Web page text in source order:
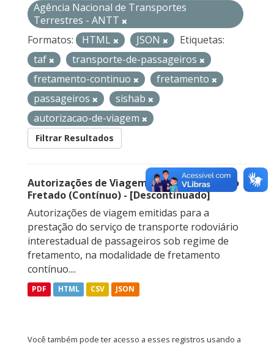
Agência Nacional de Transportes
Terrestres - ANTT
Formatos:
HTML JSON
Etiquetas:
taf
transporte-de-passageiros
fretamento-continuo
fretamento
passageiros
sishab
autorizacao-de-viagem
Filtrar Resultados
Autorizações de Viagem Nacional – Serviço
Fretado (Contínuo) - [Descontinuado]
Autorizações de viagem emitidas para a
prestação do serviço de transporte rodoviário
interestadual de passageiros sob regime de
fretamento, na modalidade de fretamento
contínuo....
PDF HTML CSV JSON
Você também pode ter acesso a esses registros usando a